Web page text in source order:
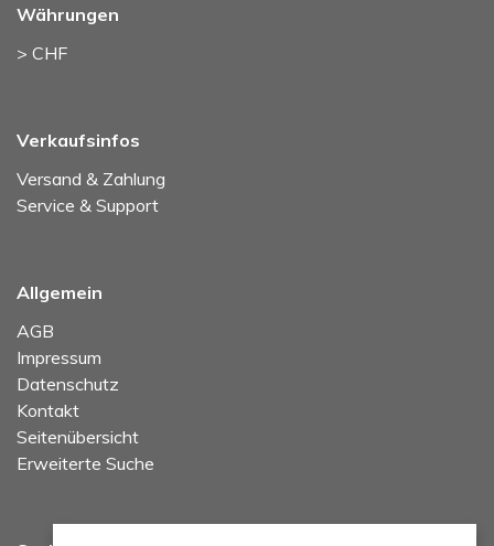
Währungen
> CHF
Verkaufsinfos
Versand & Zahlung
Service & Support
Allgemein
AGB
Impressum
Datenschutz
Kontakt
Seitenübersicht
Erweiterte Suche